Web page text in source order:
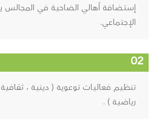
إستضافة أهالي الضاحية في المجالس
الإجتماعي.
تنظيم فعاليات توعوية ( دينية ،
رياضية ) .